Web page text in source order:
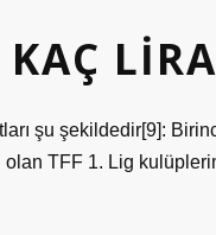
şu şekildedir[9]:
TFF 1. Lig